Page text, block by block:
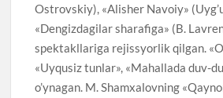
Ostrovskiy), «Alisher Navoiy»
«Dengizdagilar sharafiga» (B.
spektakllariga rejissyorlik qilgan.
«Uyqusiz tunlar», «Mahallada duv-
o’ynagan. M. Shamxalovning